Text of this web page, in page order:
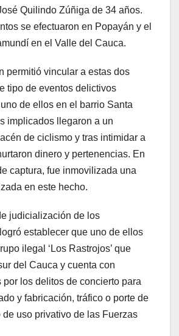
Quilindo Zúñiga de 34 años.
se efectuaron en Popayán y el
en el Valle del Cauca.
permitió vincular a estas dos
tipo de eventos delictivos
de ellos en el barrio Santa
implicados llegaron a un
de ciclismo y tras intimidar a
dinero y pertenencias. En
captura, fue inmovilizada una
en este hecho.
judicialización de los
establecer que uno de ellos
ilegal ‘Los Rastrojos’ que
del Cauca y cuenta con
por los delitos de concierto para
y fabricación, tráfico o porte de
de uso privativo de las Fuerzas